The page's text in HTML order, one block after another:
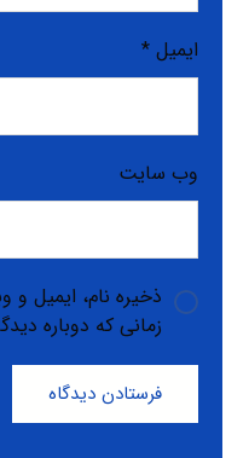
ایمیل*
وب‌ سایت
ذخیره نام، ایمیل و
زمانی که دوباره
فرستادن دیدگاه